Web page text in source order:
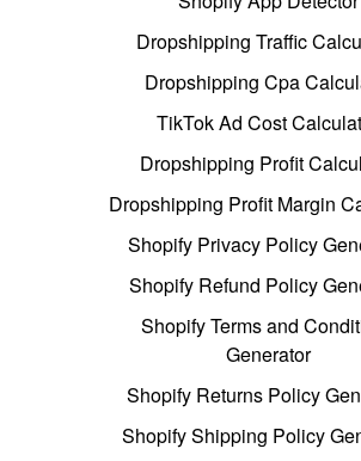
Dropshipping Traffic
Dropshipping Cpa
TikTok Ad Cost
Dropshipping Profit
Dropshipping Profit Margin
Shopify Privacy Policy
Shopify Refund Policy
Shopify Terms and
Generator
Shopify Returns Policy
Shopify Shipping Policy